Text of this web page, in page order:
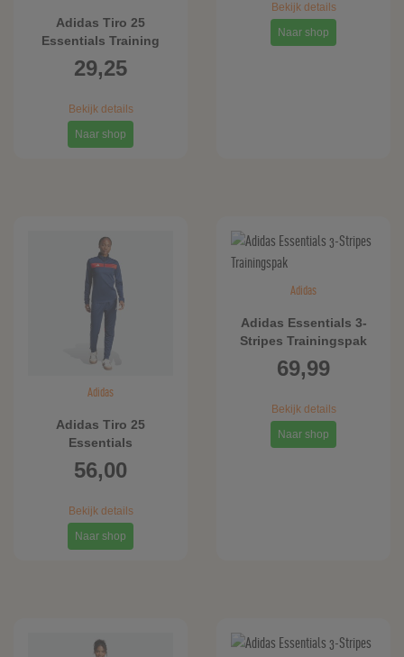
Adidas Tiro 25
Essentials Training
Shirt
29,25
Bekijk details
Naar shop
Bekijk details
Naar shop
Adidas
Adidas Tiro 25
Essentials
Trainingspak
56,00
Bekijk details
Naar shop
Adidas
Adidas Essentials 3-
Stripes Trainingspak
69,99
Bekijk details
Naar shop